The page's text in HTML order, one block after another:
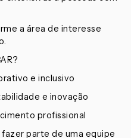
a área de interesse
e inclusivo
e inovação
profissional
parte de uma equipe